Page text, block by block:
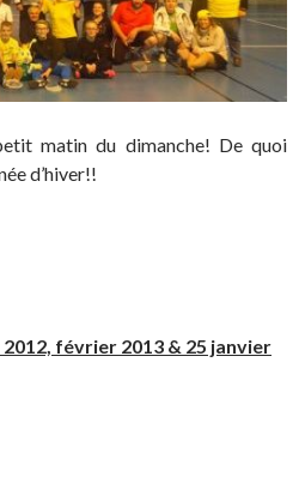
matin du dimanche! De quoi
d’hiver!!
février 2013 & 25 janvier